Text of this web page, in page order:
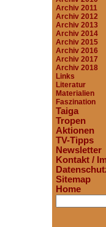
Archiv 2011
Archiv 2012
Archiv 2013
Archiv 2014
Archiv 2015
Archiv 2016
Archiv 2017
Archiv 2018
Links
Literatur
Materialien
Faszination
Taiga
Tropen
Aktionen
TV-Tipps
Newsletter
Kontakt /
Sitemap
Home